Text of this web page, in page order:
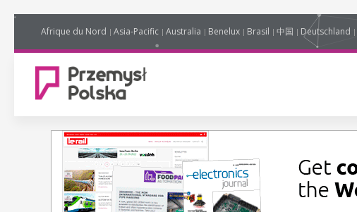
Afrique du Nord Asia-Pacific Australia Benelux Brasil 中国 Deutschland